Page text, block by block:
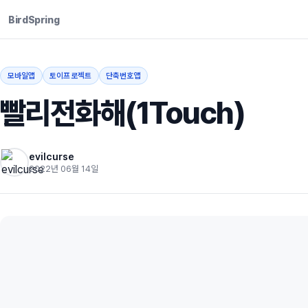
BirdSpring
모바일앱 토이프로젝트 단축번호앱
빨리전화해(1Touch)
evilcurse
2022년 06월 14일